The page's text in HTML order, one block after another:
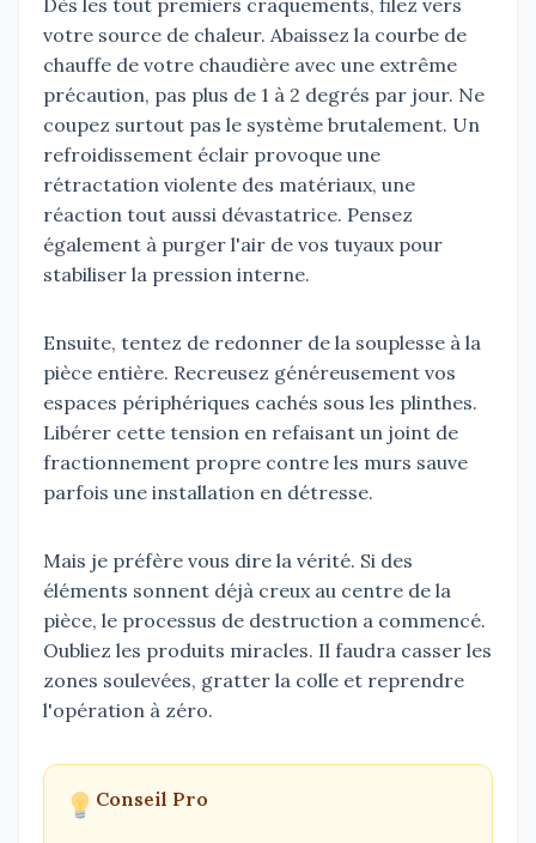
Dès les tout premiers craquements, filez vers
votre source de chaleur. Abaissez la courbe de
chauffe de votre chaudière avec une extrême
précaution, pas plus de 1 à 2 degrés par jour. Ne
coupez surtout pas le système brutalement. Un
refroidissement éclair provoque une
rétractation violente des matériaux, une
réaction tout aussi dévastatrice. Pensez
également à purger l'air de vos tuyaux pour
stabiliser la pression interne.
Ensuite, tentez de redonner de la souplesse à la
pièce entière. Recreusez généreusement vos
espaces périphériques cachés sous les plinthes.
Libérer cette tension en refaisant un joint de
fractionnement propre contre les murs sauve
parfois une installation en détresse.
Mais je préfère vous dire la vérité. Si des
éléments sonnent déjà creux au centre de la
pièce, le processus de destruction a commencé.
Oubliez les produits miracles. Il faudra casser les
zones soulevées, gratter la colle et reprendre
l'opération à zéro.
Conseil Pro